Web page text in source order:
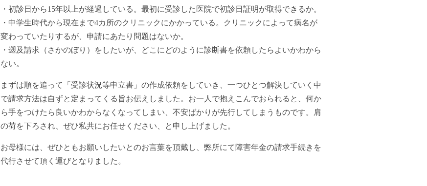
・初診日から15年以上が経過している。最初に受診した医院で初診日証明が取得できるか。
・中学生時代から現在まで4カ所のクリニックにかかっている。クリニックによって病名が
変わっていたりするが、申請にあたり問題はないか。
・遡及請求（さかのぼり）をしたいが、どこにどのように診断書を依頼したらよいかわから
ない。
まずは順を追って「受診状況等申立書」の作成依頼をしていき、一つひとつ解決していく中
で請求方法は自ずと定まってくる旨お伝えしました。お一人で抱えこんでおられると、何か
ら手をつけたら良いかわからなくなってしまい、不安ばかりが先行してしまうものです。肩
の荷を下ろされ、ぜひ私共にお任せください、と申し上げました。
お母様には、ぜひともお願いしたいとのお言葉を頂戴し、弊所にて障害年金の請求手続きを
代行させて頂く運びとなりました。